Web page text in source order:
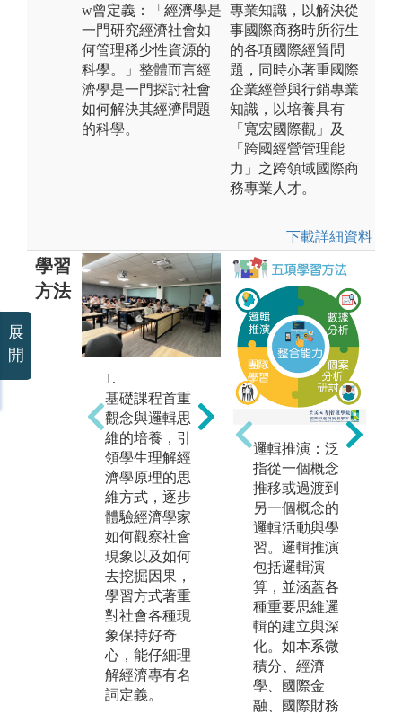
w曾定義：「經濟學是
一門研究經濟社會如
何管理稀少性資源的
科學。」整體而言經
濟學是一門探討社會
如何解決其經濟問題
的科學。
專業知識，以解決從
事國際商務時所衍生
的各項國際經貿問
題，同時亦著重國際
企業經營與行銷專業
知識，以培養具有
「寬宏國際觀」及
「跨國經營管理能
力」之跨領域國際商
務專業人才。
下載詳細資料
學習
方法
1.
基礎課程首重
觀念與邏輯思
維的培養，引
領學生理解經
濟學原理的思
維方式，逐步
體驗經濟學家
如何觀察社會
現象以及如何
去挖掘因果，
學習方式著重
對社會各種現
象保持好奇
心，能仔細理
解經濟專有名
詞定義。
2.
進階之專業課
程強調分析能
力的訓練，透
過理論與模型
的推導，能完
整敘述消費者
或廠商行為，
甚至是整體社
會以及國家經
濟，學習方式
主要是養成能
嚴謹有條理的
去分析與推
理。
邏輯推演：泛
指從一個概念
推移或過渡到
另一個概念的
邏輯活動與學
習。邏輯推演
包括邏輯演
算，並涵蓋各
種重要思維邏
輯的建立與深
化。如本系微
積分、經濟
學、國際金
融、國際財務
展
開